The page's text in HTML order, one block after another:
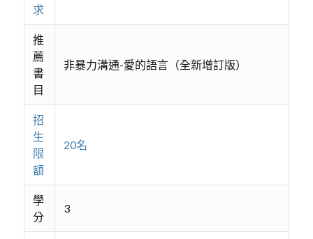
求
推
薦
書
目
非暴力溝通-愛的語言（全新增訂版）
招
生
限
額
20名
學
分
3